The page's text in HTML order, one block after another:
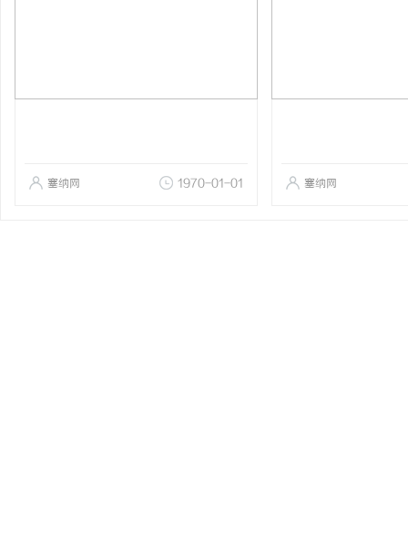
塞纳网 1970-01-01 塞纳网